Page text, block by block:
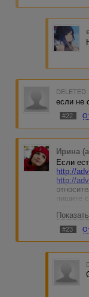
DELETED
если не
#22
Ирина
Если
http://
http://
пишите
#23